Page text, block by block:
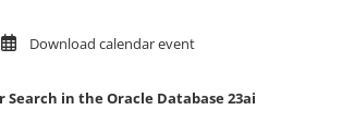
Download calendar event
Search in the Oracle Database 23ai